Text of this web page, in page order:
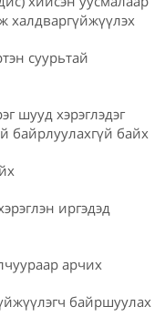
халдваргүйжүүлэх
суурьтай
шууд хэрэглэдэг
байрлуулахгүй байх
иргэдэд
арчих
байршуулах